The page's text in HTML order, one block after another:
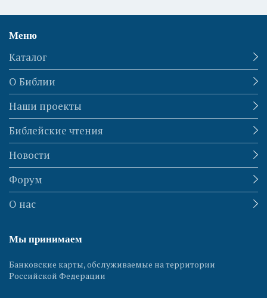
Меню
Каталог
О Библии
Наши проекты
Библейские чтения
Новости
Форум
О нас
Мы принимаем
Банковские карты, обслуживаемые на территории
Российской Федерации